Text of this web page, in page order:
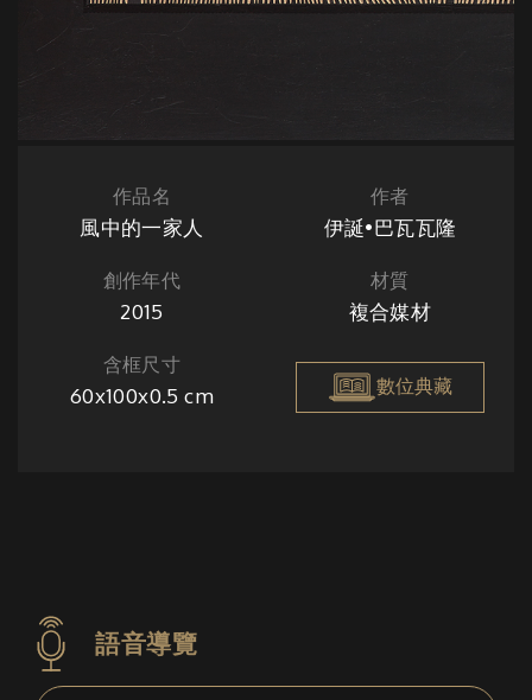
作品名
風中的一家人
作者
伊誕•巴瓦瓦隆
創作年代
2015
材質
複合媒材
含框尺寸
60x100x0.5 cm 數位典藏
語音導覽